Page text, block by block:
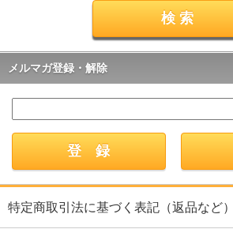
メルマガ登録・解除
特定商取引法に基づく表記（返品など）